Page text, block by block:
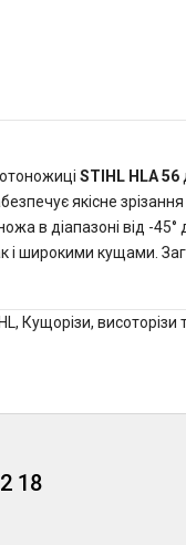
STIHL HLA 56
якісне
в діапазоні від -
і широкими кущами.
, Кущорізи,
18